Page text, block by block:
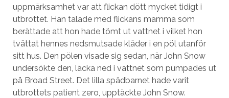
uppmärksamhet var att flickan dött mycket tidigt i
utbrottet. Han talade med flickans mamma som
berättade att hon hade tömt ut vattnet i vilket hon
tvättat hennes nedsmutsade kläder i en pöl utanför
sitt hus. Den pölen visade sig sedan, när John Snow
undersökte den, läcka ned i vattnet som pumpades ut
på Broad Street. Det lilla spädbarnet hade varit
utbrottets patient zero, upptäckte John Snow.